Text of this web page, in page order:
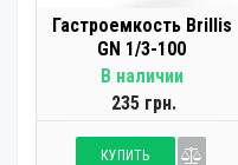
Гастроемкость Brillis
GN 1/3-100
В наличии
235 грн.
КУПИТЬ